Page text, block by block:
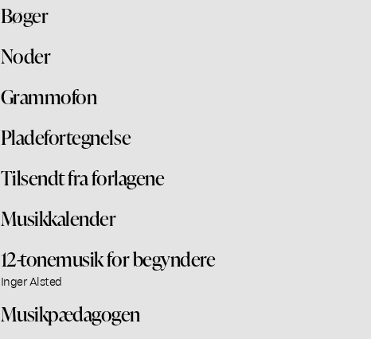
Bøger
Noder
Grammofon
Pladefortegnelse
Tilsendt fra forlagene
Musikkalender
12-tonemusik for begyndere
Inger Alsted
Musikpædagogen